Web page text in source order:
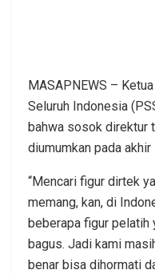
MASAPNEWS –
Seluruh Indonesia
bahwa sosok direktur
diumumkan pada
“Mencari figur dirtek
memang, kan, di
beberapa figur pelatih
bagus. Jadi kami
benar bisa dihormati